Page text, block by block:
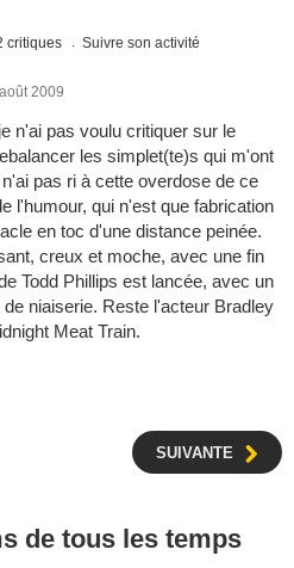
critiques Suivre son activité
2009
n'ai pas voulu critiquer sur le
les simplet(te)s qui m'ont
pas ri à cette overdose de ce
l'humour, qui n'est que fabrication
en toc d'une distance peinée.
creux et moche, avec une fin
Todd Phillips est lancée, avec un
niaiserie. Reste l'acteur Bradley
Meat Train.
SUIVANTE
de tous les temps